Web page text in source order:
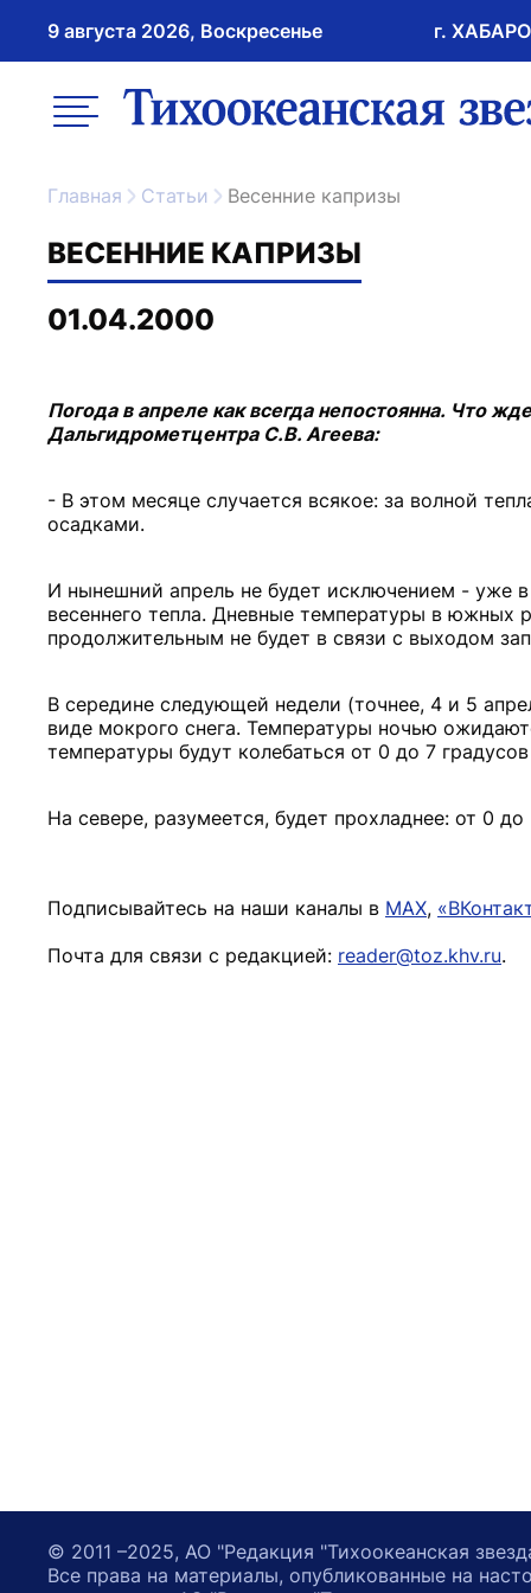
9 августа 2026, Воскресенье г.
меню ссылка на
Главная Статьи Весенние капризы
ВЕСЕННИЕ КАПРИЗЫ
01.04.2000
Погода в апреле как всегда непостоянна. Что
Дальгидрометцентра С.В. Агеева:
- В этом месяце случается всякое: за волной
осадками.
И нынешний апрель не будет исключением - уже
весеннего тепла. Дневные температуры в южных
продолжительным не будет в связи с выходом
В середине следующей недели (точнее, 4 и 5
виде мокрого снега. Температуры ночью
температуры будут колебаться от 0 до 7
На севере, разумеется, будет прохладнее: от 0
Подписывайтесь на наши каналы в MAX,
Почта для связи с редакцией: reader@toz.khv.ru.
© 2011 –2025, АО "Редакция "Тихоокеанская
Все права на материалы, опубликованные на